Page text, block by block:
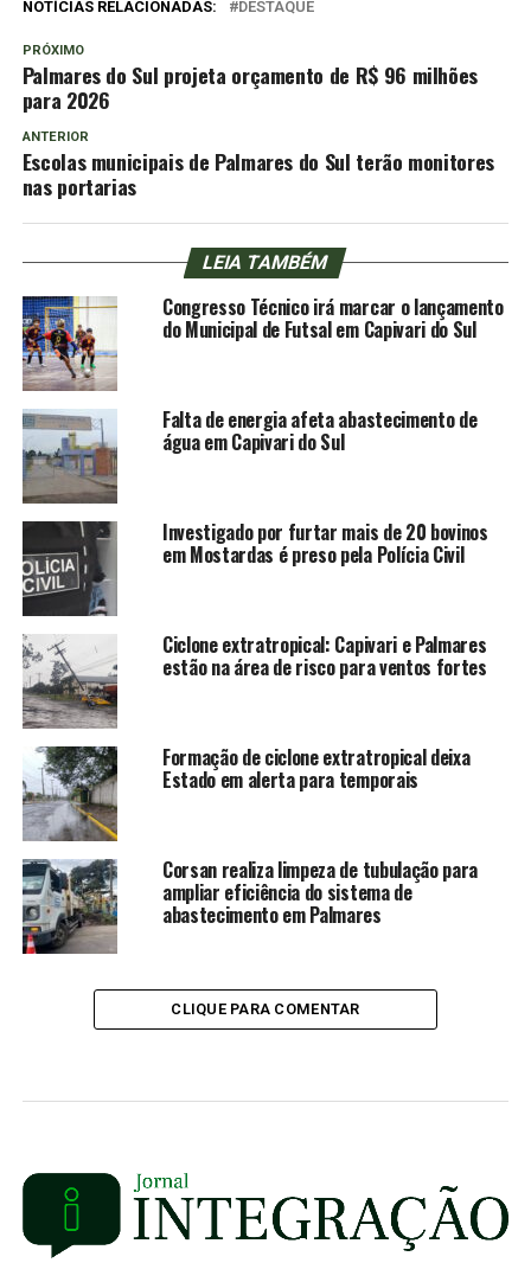
NOTÍCIAS RELACIONADAS: DESTAQUE
PRÓXIMO
Palmares do Sul projeta orçamento de R$ 96 milhões
para 2026
ANTERIOR
Escolas municipais de Palmares do Sul terão monitores
nas portarias
LEIA TAMBÉM
Congresso Técnico irá marcar o lançamento
do Municipal de Futsal em Capivari do Sul
Falta de energia afeta abastecimento de
água em Capivari do Sul
Investigado por furtar mais de 20 bovinos
em Mostardas é preso pela Polícia Civil
Ciclone extratropical: Capivari e Palmares
estão na área de risco para ventos fortes
Formação de ciclone extratropical deixa
Estado em alerta para temporais
Corsan realiza limpeza de tubulação para
ampliar eficiência do sistema de
abastecimento em Palmares
CLIQUE PARA COMENTAR